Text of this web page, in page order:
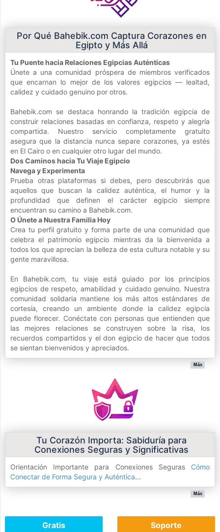
Por Qué Bahebik.com Captura Corazones en
Egipto y Más Allá
Tu Puente hacia Relaciones Egipcias Auténticas
Únete a una comunidad próspera de miembros verificados
que encarnan lo mejor de los valores egipcios — lealtad,
calidez y cuidado genuino por otros.
Bahebik.com se destaca honrando la tradición egipcia de
construir relaciones basadas en confianza, respeto y alegría
compartida. Nuestro servicio completamente gratuito
asegura que la distancia nunca separe corazones, ya estés
en El Cairo o en cualquier otro lugar del mundo.
Dos Caminos hacia Tu Viaje Egipcio
Navega y Experimenta
Prueba otras plataformas si debes, pero descubrirás que
aquellos que buscan la calidez auténtica, el humor y la
profundidad que definen el carácter egipcio siempre
encuentran su camino a Bahebik.com.
O Únete a Nuestra Familia Hoy
Crea tu perfil gratuito y forma parte de una comunidad que
celebra el patrimonio egipcio mientras da la bienvenida a
todos los que aprecian la belleza de esta cultura notable y su
gente maravillosa.
En Bahebik.com, tu viaje está guiado por los principios
egipcios de respeto, amabilidad y cuidado genuino. Nuestra
comunidad solidaria mantiene los más altos estándares de
cortesía, creando un ambiente donde la calidez egipcia
puede florecer. Conéctate con personas que entienden que
las mejores relaciones se construyen sobre la risa, los
recuerdos compartidos y el don egipcio de hacer que todos
se sientan bienvenidos y apreciados.
Más
Tu Corazón Importa: Sabiduría para
Conexiones Seguras y Significativas
Orientación Importante para Conexiones Seguras Cómo
Conectar de Forma Segura y Auténtica...
Más
Gratis Soporte